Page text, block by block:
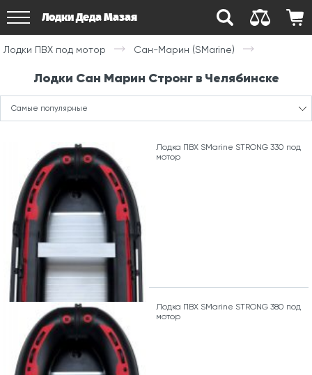
Лодки Деда Мазая
Лодки ПВХ под мотор Сан-Марин (SMarine)
Лодки Сан Марин Стронг в Челябинске
Самые популярные
Лодка ПВХ SMarine STRONG 330 под
мотор
Лодка ПВХ SMarine STRONG 380 под
мотор